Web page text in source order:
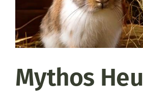
Mythos Heu